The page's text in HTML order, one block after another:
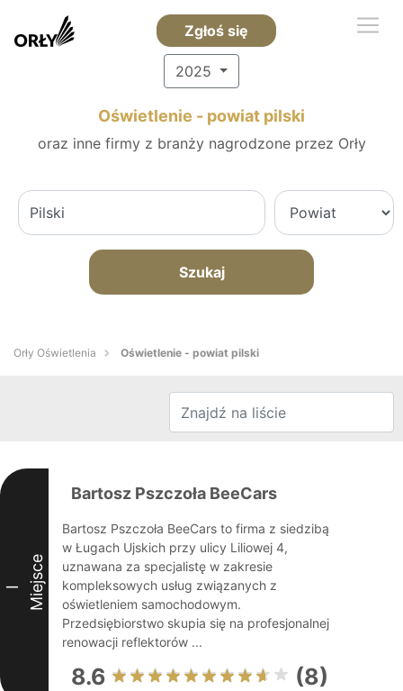
Zgłoś się
2025
Oświetlenie - powiat pilski
oraz inne firmy z branży nagrodzone przez Orły
Szukaj
Orły Oświetlenia Oświetlenie - powiat pilski
I Miejsce
Bartosz Pszczoła BeeCars
Bartosz Pszczoła BeeCars to firma z siedzibą
w Ługach Ujskich przy ulicy Liliowej 4,
uznawana za specjalistę w zakresie
kompleksowych usług związanych z
oświetleniem samochodowym.
Przedsiębiorstwo skupia się na profesjonalnej
renowacji reflektorów ...
8.6 (8)